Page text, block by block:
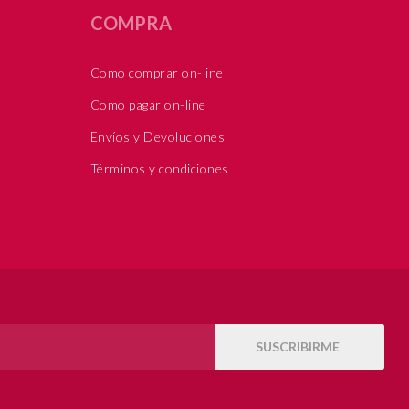
SUSCRIBIRME
COMPRA
Como comprar on-line
Como pagar on-line
Envíos y Devoluciones
Términos y condiciones